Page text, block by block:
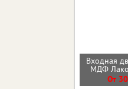
Входная
МДФ
От